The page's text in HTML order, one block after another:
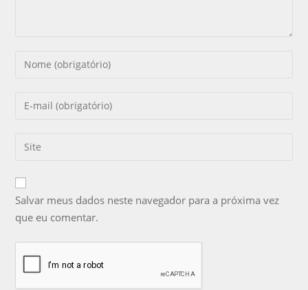
Salvar meus dados neste navegador para a próxima vez
que eu comentar.